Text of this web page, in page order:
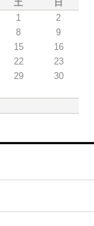
土
日
1
2
8
9
15
16
22
23
29
30